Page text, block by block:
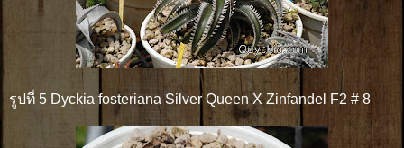
รูปที่ 5 Dyckia fosteriana Silver Queen X Zinfandel F2 # 8